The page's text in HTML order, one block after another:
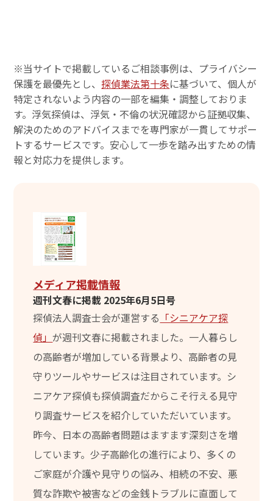
※当サイトで掲載しているご相談事例は、プライバシー
保護を最優先とし、探偵業法第十条に基づいて、個人が
特定されないよう内容の一部を編集・調整しておりま
す。浮気探偵は、浮気・不倫の状況確認から証拠収集、
解決のためのアドバイスまでを専門家が一貫してサポー
トするサービスです。安心して一歩を踏み出すための情
報と対応力を提供します。
メディア掲載情報
週刊文春に掲載 2025年6月5日号
探偵法人調査士会が運営する 「シニアケア探
偵」が週刊文春に掲載されました。一人暮らし
の高齢者が増加している背景より、高齢者の見
守りツールやサービスは注目されています。シ
ニアケア探偵も探偵調査だからこそ行える見守
り調査サービスを紹介していただいています。
昨今、日本の高齢者問題はますます深刻さを増
しています。少子高齢化の進行により、多くの
ご家庭が介護や見守りの悩み、相続の不安、悪
質な詐欺や被害などの金銭トラブルに直面して